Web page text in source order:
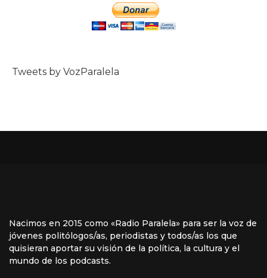
Tweets by VozParalela
Nacimos en 2015 como «Radio Paralela» para ser la voz de
jóvenes politólogos/as, periodistas y todos/as los que
quisieran aportar su visión de la política, la cultura y el
mundo de los podcasts.